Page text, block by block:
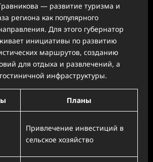
— развитие туризма и
региона как популярного
Для этого губернатор
инициативы по развитию
маршрутов, созданию
для отдыха и развлечений, а
инфраструктуры.
Планы
Привлечение инвестиций в
сельское хозяйство